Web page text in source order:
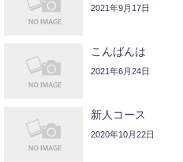
2021年9月17日
こんばんは
2021年6月24日
新人コース
2020年10月22日